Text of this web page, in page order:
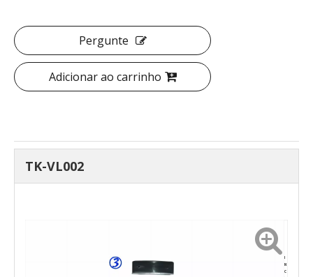
Pergunte
Adicionar ao carrinho
TK-VL002
I
N
C